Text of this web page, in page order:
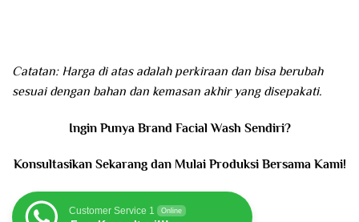
Catatan: Harga di atas adalah perkiraan dan bisa berubah
sesuai dengan bahan dan kemasan akhir yang disepakati.
Ingin Punya Brand Facial Wash Sendiri?
Konsultasikan Sekarang dan Mulai Produksi Bersama Kami!
Customer Service 1 Online